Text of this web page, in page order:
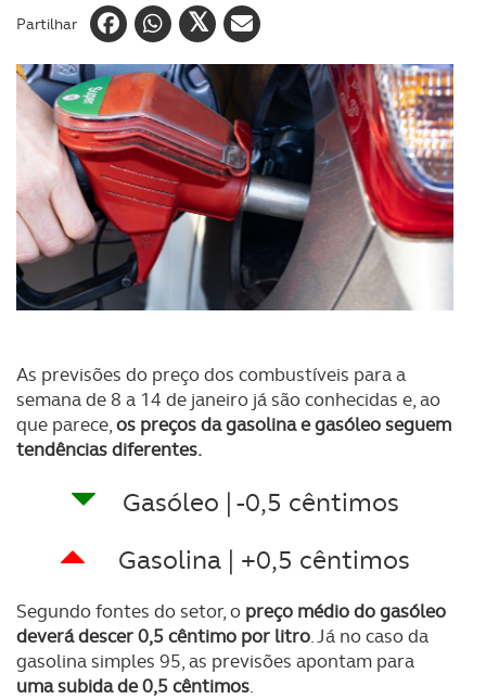
Partilhar
As previsões do preço dos combustíveis para a
semana de 8 a 14 de janeiro já são conhecidas e, ao
que parece,os preços da gasolina e gasóleo seguem
tendências diferentes.
Gasóleo | -0,5 cêntimos
Gasolina | +0,5 cêntimos
Segundo fontes do setor, o preço médio do gasóleo
deverá descer 0,5 cêntimo por litro. Já no caso da
gasolina simples 95, as previsões apontam para
uma subida de 0,5 cêntimos.